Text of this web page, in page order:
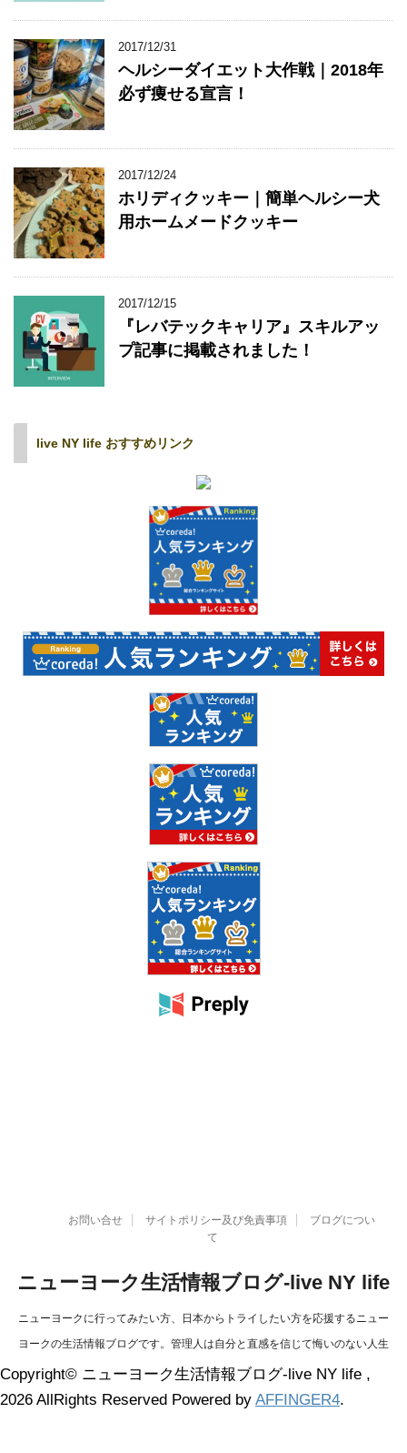
2017/12/31
ヘルシーダイエット大作戦｜2018年
必ず痩せる宣言！
2017/12/24
ホリディクッキー｜簡単ヘルシー犬
用ホームメードクッキー
2017/12/15
『レバテックキャリア』スキルアッ
プ記事に掲載されました！
live NY life おすすめリンク
お問い合せ サイトポリシー及び免責事項
ブログについ
て
ニューヨーク生活情報ブログ-live NY life
ニューヨークに行ってみたい方、日本からトライしたい方を応援するニュー
ヨークの生活情報ブログです。管理人は自分と直感を信じて悔いのない人生
を過ごすことを決意、今まで出来なかったことを実現しました！信じる力と
やる気があれば、人生リセット可能です。
Copyright© ニューヨーク生活情報ブログ-live NY life ,
2026 AllRights Reserved Powered by AFFINGER4.